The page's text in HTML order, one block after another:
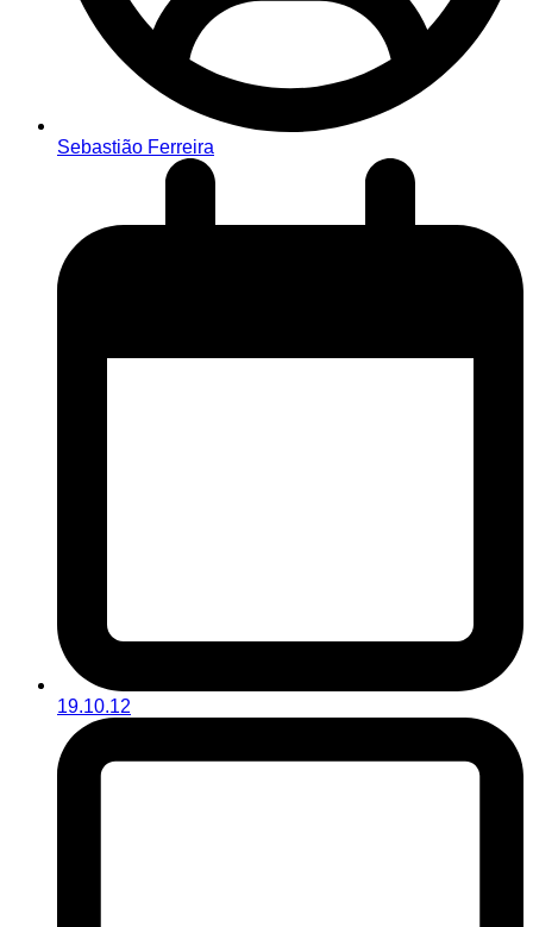
Sebastião Ferreira
19.10.12